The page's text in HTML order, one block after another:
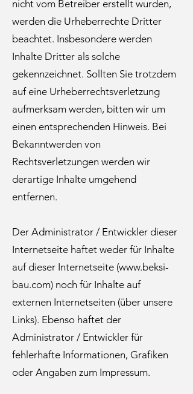
nicht vom Betreiber erstellt wurden,
werden die Urheberrechte Dritter
beachtet. Insbesondere werden
Inhalte Dritter als solche
gekennzeichnet. Sollten Sie trotzdem
auf eine Urheberrechtsverletzung
aufmerksam werden, bitten wir um
einen entsprechenden Hinweis. Bei
Bekanntwerden von
Rechtsverletzungen werden wir
derartige Inhalte umgehend
entfernen.
Der Administrator / Entwickler dieser
Internetseite haftet weder für Inhalte
auf dieser Internetseite (www.beksi-
bau.com) noch für Inhalte auf
externen Internetseiten (über unsere
Links). Ebenso haftet der
Administrator / Entwickler für
fehlerhafte Informationen, Grafiken
oder Angaben zum Impressum.